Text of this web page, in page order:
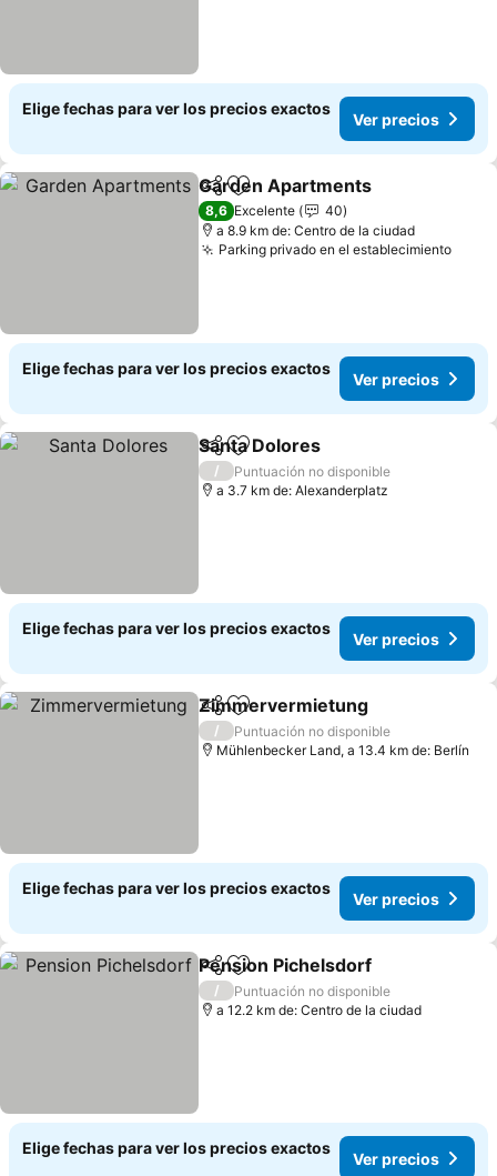
Elige fechas para ver los precios exactos
Ver precios
CompartirAgregar a favoritos
Garden Apartments
8,6 Excelente
40
a 8.9 km de: Centro de la ciudad
Parking privado en el establecimientoVer
Elige fechas para ver los precios exactos
Ver precios
CompartirAgregar a favoritos
Santa Dolores
/
Puntuación no disponible
a 3.7 km de: Alexanderplatz
Elige fechas para ver los precios exactos
Ver precios
CompartirAgregar a favoritos
Zimmervermietung
/
Puntuación no disponible
Mühlenbecker Land, a 13.4 km de: Berlín
Elige fechas para ver los precios exactos
Ver precios
CompartirAgregar a favoritos
Pension Pichelsdorf
/
Puntuación no disponible
a 12.2 km de: Centro de la ciudad
Elige fechas para ver los precios exactos
Ver precios